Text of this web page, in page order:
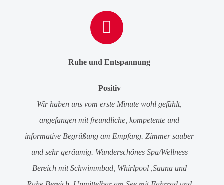
Ruhe und Entspannung
Positiv
Wir haben uns vom erste Minute wohl gefühlt,
angefangen mit freundliche, kompetente und
informative Begrüßung am Empfang. Zimmer sauber
und sehr geräumig. Wunderschönes Spa/Wellness
Bereich mit Schwimmbad, Whirlpool ,Sauna und